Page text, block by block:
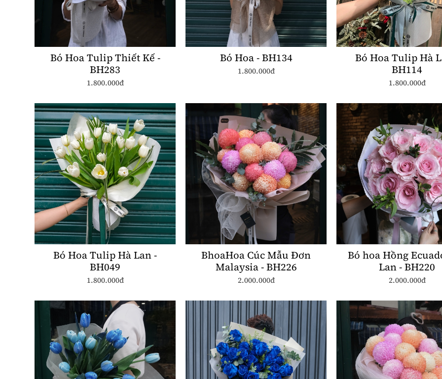
Bó Hoa Tulip Thiết Kế -
BH283
1.800.000đ
Bó Hoa - BH134
1.800.000đ
Bó Hoa Tulip Hà
BH114
1.800.000đ
Bó Hoa Tulip Hà Lan -
BH049
1.800.000đ
BhoaHoa Cúc Mẫu Đơn
Malaysia - BH226
2.000.000đ
Bó hoa Hồng
Lan - BH220
2.000.000đ